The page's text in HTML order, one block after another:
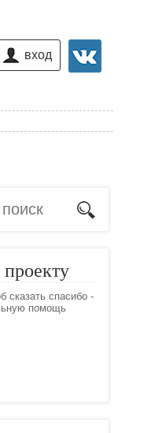
вход
сказать спасибо -
помощь